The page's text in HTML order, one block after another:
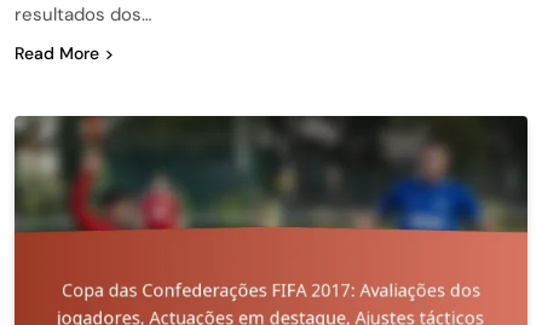
resultados dos…
Read More